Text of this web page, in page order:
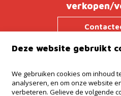
verkopen/
Kantoor Ninove
Onderwijslaan 45, 9400 Ninove
Deze website gebruikt
We gebruiken cookies om inhoud
analyseren, en om onze website
verbeteren. Gelieve de volgende